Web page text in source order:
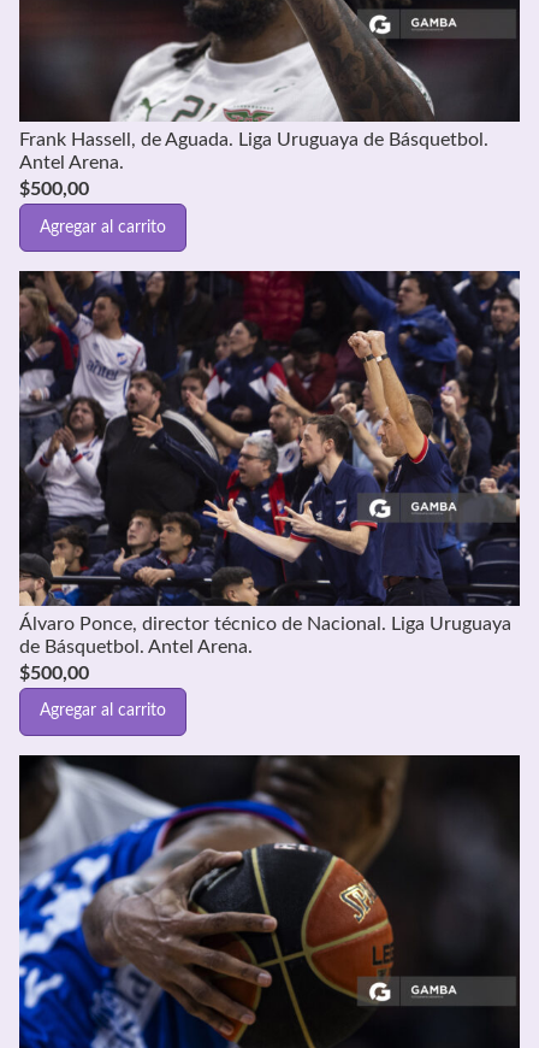
Frank Hassell, de Aguada. Liga Uruguaya de Básquetbol.
Antel Arena.
$500,00
Agregar al carrito
Álvaro Ponce, director técnico de Nacional. Liga Uruguaya
de Básquetbol. Antel Arena.
$500,00
Agregar al carrito